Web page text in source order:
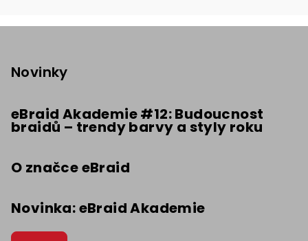
Novinky
eBraid Akademie #12: Budoucnost
braidů – trendy barvy a styly roku
O značce eBraid
Novinka: eBraid Akademie